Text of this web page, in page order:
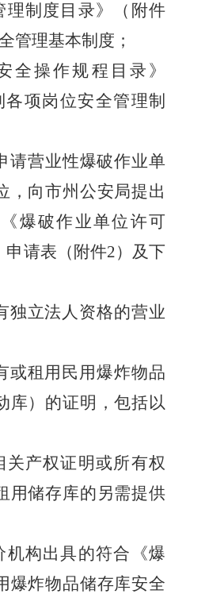
理制度目录》（附件
管理基本制度；
全操作规程目录》
各项岗位安全管理制
请营业性爆破作业单
，向市州公安局提出
爆破作业单位许可
申请表（附件2）及下
独立法人资格的营业
或租用民用爆炸物品
库）的证明，包括以
关产权证明或所有权
用储存库的另需提供
机构出具的符合《爆
爆炸物品储存库安全